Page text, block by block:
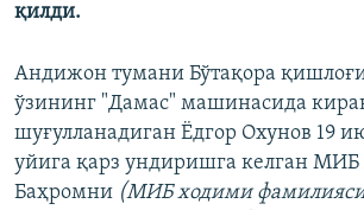
қилди.
Андижон тумани Бўтақора
ўзининг "Дамас" машинасида
шуғулланадиган Ёдгор Охунов 19
уйига қарз ундиришга келган
Баҳромни (МИБ ходими